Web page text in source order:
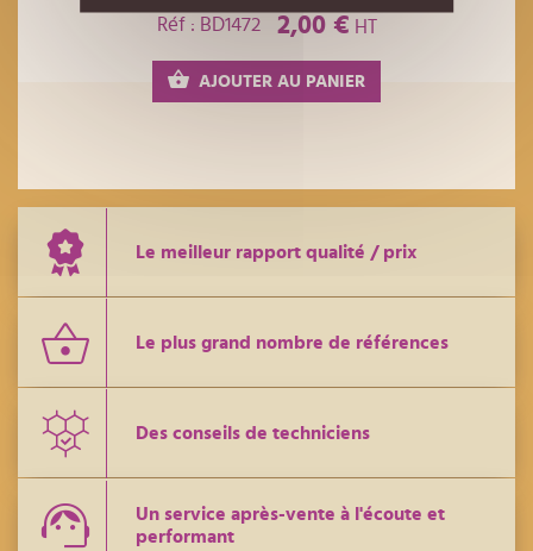
Réf : BD1472
2,00 € HT
AJOUTER AU PANIER
Le meilleur rapport qualité / prix
Le plus grand nombre de références
Des conseils de techniciens
Un service après-vente à l'écoute et
performant